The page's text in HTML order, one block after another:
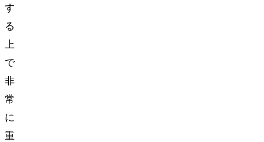
す
る
上
で
非
常
に
重